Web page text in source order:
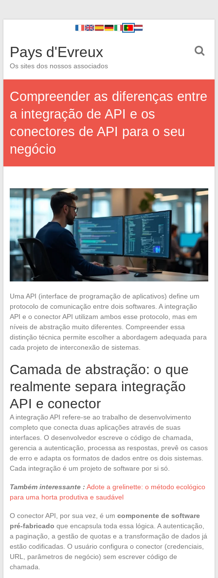
Pays d'Evreux
Os sites dos nossos associados
Compreender as diferenças entre
a integração de API e os
conectores de API para o seu
negócio
Uma API (interface de programação de aplicativos) define um
protocolo de comunicação entre dois softwares. A integração
API e o conector API utilizam ambos esse protocolo, mas em
níveis de abstração muito diferentes. Compreender essa
distinção técnica permite escolher a abordagem adequada para
cada projeto de interconexão de sistemas.
Camada de abstração: o que
realmente separa integração
API e conector
A integração API refere-se ao trabalho de desenvolvimento
completo que conecta duas aplicações através de suas
interfaces. O desenvolvedor escreve o código de chamada,
gerencia a autenticação, processa as respostas, prevê os casos
de erro e adapta os formatos de dados entre os dois sistemas.
Cada integração é um projeto de software por si só.
Também interessante : Adote a grelinette: o método ecológico
para uma horta produtiva e saudável
O conector API, por sua vez, é um componente de software
pré-fabricado que encapsula toda essa lógica. A autenticação,
a paginação, a gestão de quotas e a transformação de dados já
estão codificadas. O usuário configura o conector (credenciais,
URL, parâmetros de negócio) sem escrever código de
chamada.